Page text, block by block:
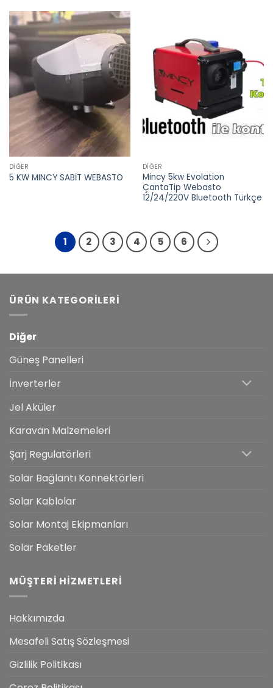
DIĞER
5 KW MINCY SABİT WEBASTO
DIĞER
Mincy 5kw Evolation
ÇantaTip Webasto
12/24/220V Bluetooth Türkçe
1 2 3 4 5 6
ÜRÜN KATEGORILERI
Diğer
Güneş Panelleri
İnverterler
Jel Aküler
Karavan Malzemeleri
Şarj Regulatörleri
Solar Bağlantı Konnektörleri
Solar Kablolar
Solar Montaj Ekipmanları
Solar Paketler
MÜŞTERI HIZMETLERI
Hakkımızda
Mesafeli Satış Sözleşmesi
Gizlilik Politikası